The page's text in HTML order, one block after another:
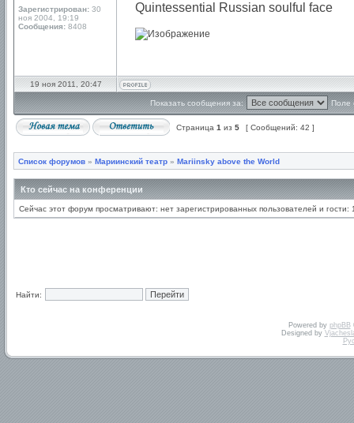
Зарегистрирован: 30
ноя 2004, 19:19
Сообщения: 8408
Quintessential Russian soulful face
19 ноя 2011, 20:47
Показать сообщения за: Поле
Страница 1 из 5 [ Сообщений: 42 ]
Список форумов » Мариинский театр » Mariinsky above the World
Кто сейчас на конференции
Сейчас этот форум просматривают: нет зарегистрированных пользователей и гости:
Найти:
Powered by phpBB
Designed by